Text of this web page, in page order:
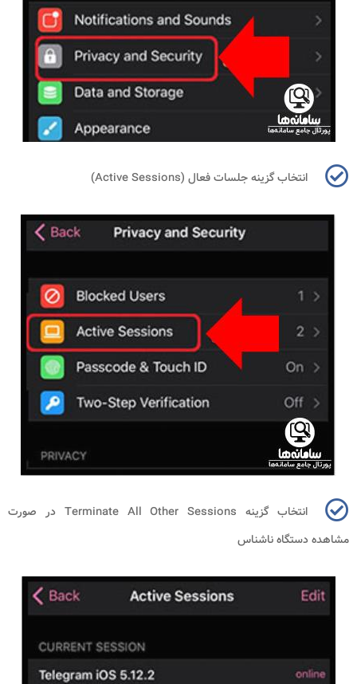
انتخاب گزینه جلسات فعال (Active Sessions
)
انتخاب گزینه Terminate All Other Sessions در صورت
مشاهده دستگاه ناشناس